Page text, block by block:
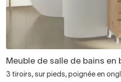
Meuble de salle de bains en
3 tiroirs, sur pieds, poignée en